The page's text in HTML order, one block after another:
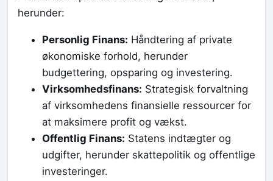
herunder:
Personlig Finans: Håndtering af private
økonomiske forhold, herunder
budgettering, opsparing og investering.
Virksomhedsfinans: Strategisk forvaltning
af virksomhedens finansielle ressourcer for
at maksimere profit og vækst.
Offentlig Finans: Statens indtægter og
udgifter, herunder skattepolitik og offentlige
investeringer.